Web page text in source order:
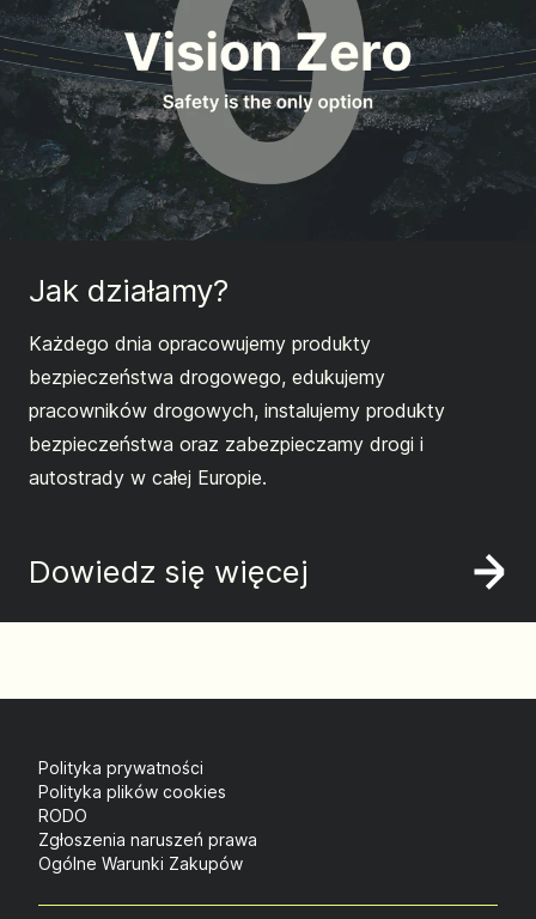
Jak działamy?
Każdego dnia opracowujemy produkty
bezpieczeństwa drogowego, edukujemy
pracowników drogowych, instalujemy produkty
bezpieczeństwa oraz zabezpieczamy drogi i
autostrady w całej Europie.
Dowiedz się więcej
Polityka prywatności
Polityka plików cookies
RODO
Zgłoszenia naruszeń prawa
Ogólne Warunki Zakupów